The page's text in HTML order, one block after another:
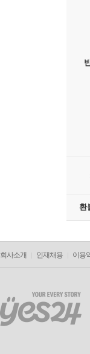
환
회사소개 인재채용 이용